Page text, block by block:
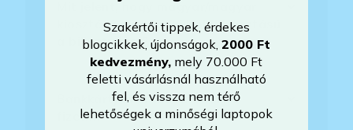
Mit jelent, hogy magyar/magyar
kiosztású európai/külföldi kiosztású
a billentyűzet?
Bankkártyával tudok Önöknél
fizetni?
Szakértői tippek, érdekes
blogcikkek, újdonságok,2000 Ft
kedvezmény, mely 70.000 Ft
feletti vásárlásnál használható
fel, és vissza nem térő
lehetőségek a minőségi laptopok